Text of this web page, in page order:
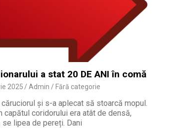
a stat 20 DE ANI în comă
2025 Admin Fără categorie
și s-a aplecat să stoarcă mopul.
capătul coridorului era atât de densă,
se lipea de pereți. Dani